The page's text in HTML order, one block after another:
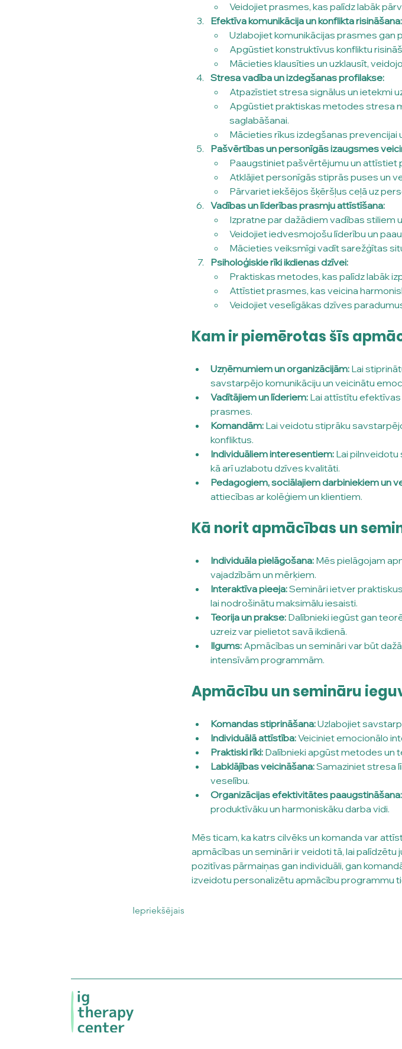
Veidojiet prasmes, kas palīdz labāk
Efektīva komunikācija un konflikta risināšana:
Uzlabojiet komunikācijas prasmes gan
Apgūstiet konstruktīvus konfliktu
Mācieties klausīties un uzklausīt,
Stresa vadība un izdegšanas profilakse:
Atpazīstiet stresa signālus un ietekmi
Apgūstiet praktiskas metodes stresa
saglabāšanai.
Mācieties rīkus izdegšanas prevencijai
Pašvērtības un personīgās izaugsmes
Paaugstiniet pašvērtējumu un attīstiet
Atklājiet personīgās stiprās puses un
Pārvariet iekšējos šķēršļus ceļā uz
Vadības un līderības prasmju attīstīšana:
Izpratne par dažādiem vadības stiliem
Veidojiet iedvesmojošu līderību un
Mācieties veiksmīgi vadīt sarežģītas
Psiholoģiskie rīki ikdienas dzīvei:
Praktiskas metodes, kas palīdz labāk
Attīstiet prasmes, kas veicina
Veidojiet veselīgākas dzīves
Kam ir piemērotas šīs
Uzņēmumiem un organizācijām: Lai
savstarpējo komunikāciju un veicinātu
Vadītājiem un līderiem: Lai attīstītu
prasmes.
Komandām: Lai veidotu stiprāku
konfliktus.
Individuāliem interesentiem: Lai
kā arī uzlabotu dzīves kvalitāti.
Pedagogiem, sociālajiem darbiniekiem un
attiecības ar kolēģiem un klientiem.
Kā norit apmācības un
Individuāla pielāgošana: Mēs pielāgojam
vajadzībām un mērķiem.
Interaktīva pieeja: Semināri ietver
lai nodrošinātu maksimālu iesaisti.
Teorija un prakse: Dalībnieki iegūst gan
uzreiz var pielietot savā ikdienā.
Ilgums: Apmācības un semināri var būt
intensīvām programmām.
Apmācību un semināru
Komandas stiprināšana: Uzlabojiet
Individuālā attīstība: Veiciniet emocionālo
Praktiski rīki: Dalībnieki apgūst metodes un
Labklājības veicināšana: Samaziniet stresa
veselību.
Organizācijas efektivitātes paaugstināšana:
produktīvāku un harmoniskāku darba vidi.
Mēs ticam, ka katrs cilvēks un komanda var
apmācības un semināri ir veidoti tā, lai
pozitīvas pārmaiņas gan individuāli, gan
izveidotu personalizētu apmācību programmu
Iepriekšējais